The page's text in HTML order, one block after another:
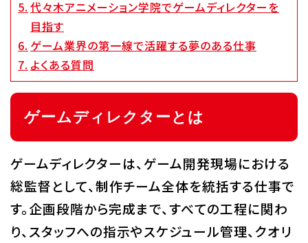
代々木アニメーション学院でゲームディレクターを
目指す
ゲーム業界の第一線で活躍する夢のある仕事
よくある質問
ゲームディレクターとは
ゲームディレクターは、ゲーム開発現場における
総監督として、制作チーム全体を統括する仕事で
す。企画段階から完成まで、すべての工程に関わ
り、スタッフへの指示やスケジュール管理、クオリ